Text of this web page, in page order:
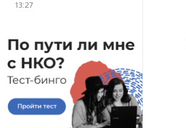
13:27